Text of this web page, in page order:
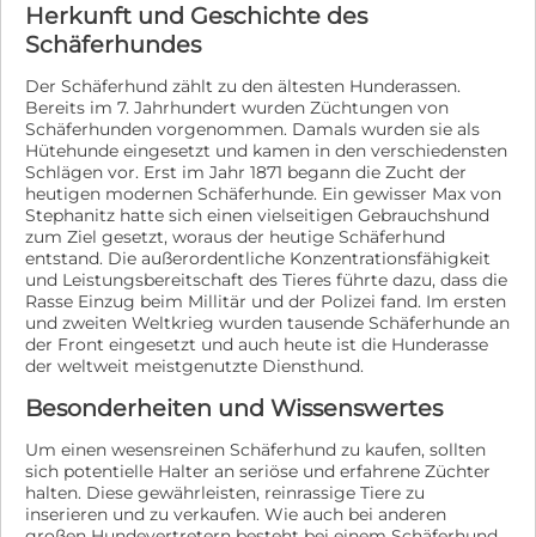
Herkunft und Geschichte des
Schäferhundes
Der Schäferhund zählt zu den ältesten Hunderassen.
Bereits im 7. Jahrhundert wurden Züchtungen von
Schäferhunden vorgenommen. Damals wurden sie als
Hütehunde eingesetzt und kamen in den verschiedensten
Schlägen vor. Erst im Jahr 1871 begann die Zucht der
heutigen modernen Schäferhunde. Ein gewisser Max von
Stephanitz hatte sich einen vielseitigen Gebrauchshund
zum Ziel gesetzt, woraus der heutige Schäferhund
entstand. Die außerordentliche Konzentrationsfähigkeit
und Leistungsbereitschaft des Tieres führte dazu, dass die
Rasse Einzug beim Millitär und der Polizei fand. Im ersten
und zweiten Weltkrieg wurden tausende Schäferhunde an
der Front eingesetzt und auch heute ist die Hunderasse
der weltweit meistgenutzte Diensthund.
Besonderheiten und Wissenswertes
Um einen wesensreinen Schäferhund zu kaufen, sollten
sich potentielle Halter an seriöse und erfahrene Züchter
halten. Diese gewährleisten, reinrassige Tiere zu
inserieren und zu verkaufen. Wie auch bei anderen